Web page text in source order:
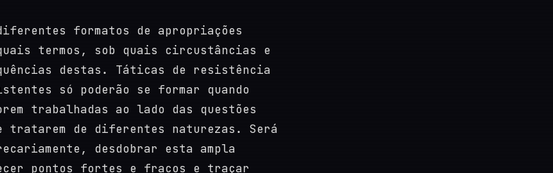
formatos de apropriações
termos, sob quais circustâncias e
destas. Táticas de resistência
só poderão se formar quando
trabalhadas ao lado das questões
de diferentes naturezas. Será
desdobrar esta ampla
pontos fortes e fracos e traçar